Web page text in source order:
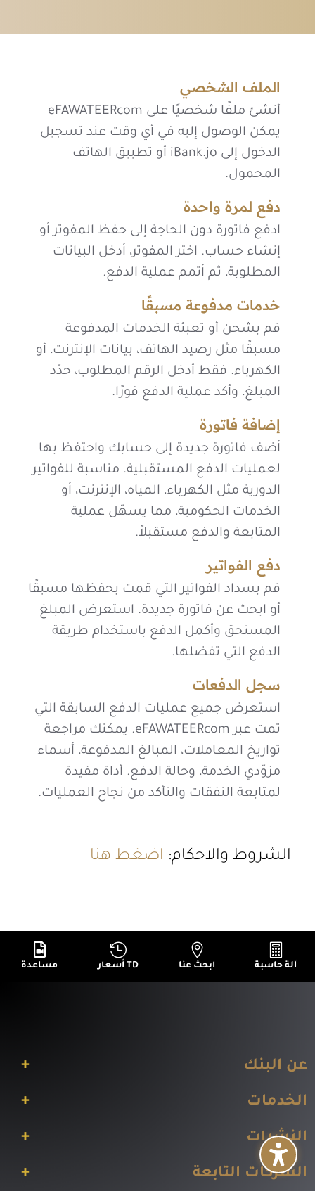
الملف الشخصي
أنشئ ملفًا شخصيًا على eFAWATEERcom
يمكن الوصول إليه في أي وقت عند تسجيل
الدخول إلى iBank.jo أو تطبيق الهاتف
المحمول.
دفع لمرة واحدة
ادفع فاتورة دون الحاجة إلى حفظ المفوتر أو
إنشاء حساب. اختر المفوتر، أدخل البيانات
المطلوبة، ثم أتمم عملية الدفع.
خدمات مدفوعة مسبقًا
قم بشحن أو تعبئة الخدمات المدفوعة
مسبقًا مثل رصيد الهاتف، بيانات الإنترنت، أو
الكهرباء. فقط أدخل الرقم المطلوب، حدّد
المبلغ، وأكد عملية الدفع فورًا.
إضافة فاتورة
أضف فاتورة جديدة إلى حسابك واحتفظ بها
لعمليات الدفع المستقبلية. مناسبة للفواتير
الدورية مثل الكهرباء، المياه، الإنترنت، أو
الخدمات الحكومية، مما يسهّل عملية
المتابعة والدفع مستقبلاً.
دفع الفواتير
قم بسداد الفواتير التي قمت بحفظها مسبقًا
أو ابحث عن فاتورة جديدة. استعرض المبلغ
المستحق وأكمل الدفع باستخدام طريقة
الدفع التي تفضلها.
سجل الدفعات
استعرض جميع عمليات الدفع السابقة التي
تمت عبر eFAWATEERcom. يمكنك مراجعة
تواريخ المعاملات، المبالغ المدفوعة، أسماء
مزوّدي الخدمة، وحالة الدفع. أداة مفيدة
لمتابعة النفقات والتأكد من نجاح العمليات.
الشروط والاحكام: اضغط هنا

مساعدة

أسعار TD

ابحث عنا

آلة حاسبة
الشركات التابعة +
النشرات +
الخدمات +
عن البنك +